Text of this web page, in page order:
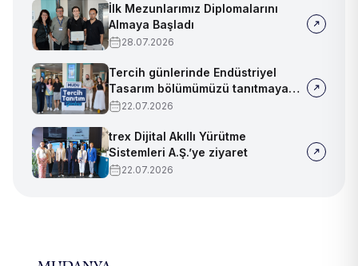
İlk Mezunlarımız Diplomalarını
Almaya Başladı
28.07.2026
Tercih günlerinde Endüstriyel
Tasarım bölümümüzü tanıtmaya
devam ediyoruz!
22.07.2026
trex Dijital Akıllı Yürütme
Sistemleri A.Ş.’ye ziyaret
22.07.2026